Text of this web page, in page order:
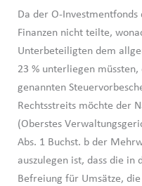
Da der O-
Finanzen nicht teilte,
Unterbeteiligten dem
23 % unterliegen
genannten
Rechtsstreits möchte der
(Oberstes
Abs. 1 Buchst. b der
auszulegen ist, dass die in
Befreiung für Umsätze,